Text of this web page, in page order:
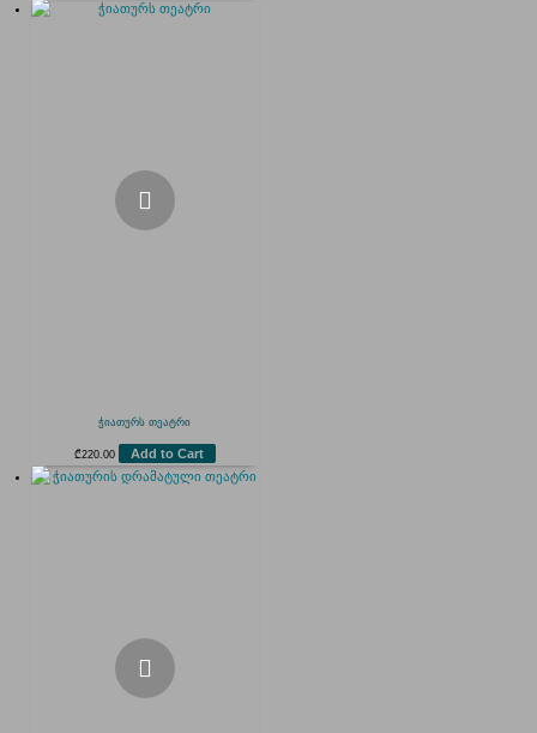
ჭიათურს თეატრი
₾220.00 Add to Cart